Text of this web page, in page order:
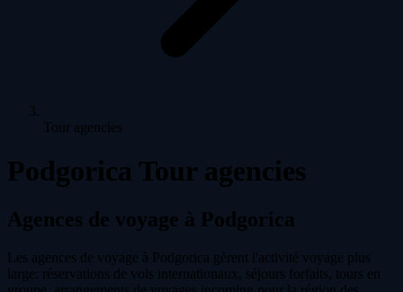
Tour agencies
Podgorica Tour agencies
Agences de voyage à Podgorica
Les agences de voyage à Podgorica gèrent l'activité voyage plus
large: réservations de vols internationaux, séjours forfaits, tours en